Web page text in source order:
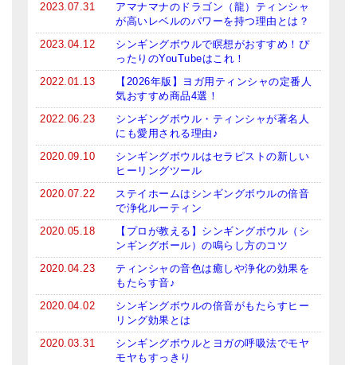
オリジナルグッズ
神々とつながるジュエリー
ヒーリング・マンダラポスター
ロゴステッカー・ポストカード各種
亡命チベット人尼僧のお守り・チャーム
チベット・マントラ・ヒーリングCD
ギフトラッピング
シンギングボウル講座
初級講座
倍音呼吸法レッスン
2023.07.31
アマナマナのドラゴン（龍）ティンシャ
が高いレベルのパワーを持つ理由とは？
2023.04.12
シンギングボウルで瞑想がおすすめ！ぴ
ったりのYouTubeはこれ！
2022.01.13
【2026年版】ヨガ用ティンシャの定番人
気おすすめ商品4選！
2022.06.23
シンギングボウル・ティンシャが著名人
にも愛用される理由♪
2020.09.10
シンギングボウルはセラピストの新しい
ヒーリングツール
2020.07.22
ステイホームはシンギングボウルの倍音
で浄化ルーティン
2020.05.18
【プロが教える】シンギングボウル（シ
ンギングボール）の鳴らし方のコツ
2020.04.23
ティンシャの音色は癒しや浄化の効果を
もたらす音♪
2020.04.02
シンギングボウルの倍音がもたらすヒー
リング効果とは
2020.03.31
シンギングボウルとヨガの呼吸法でモヤ
モヤもすっきり